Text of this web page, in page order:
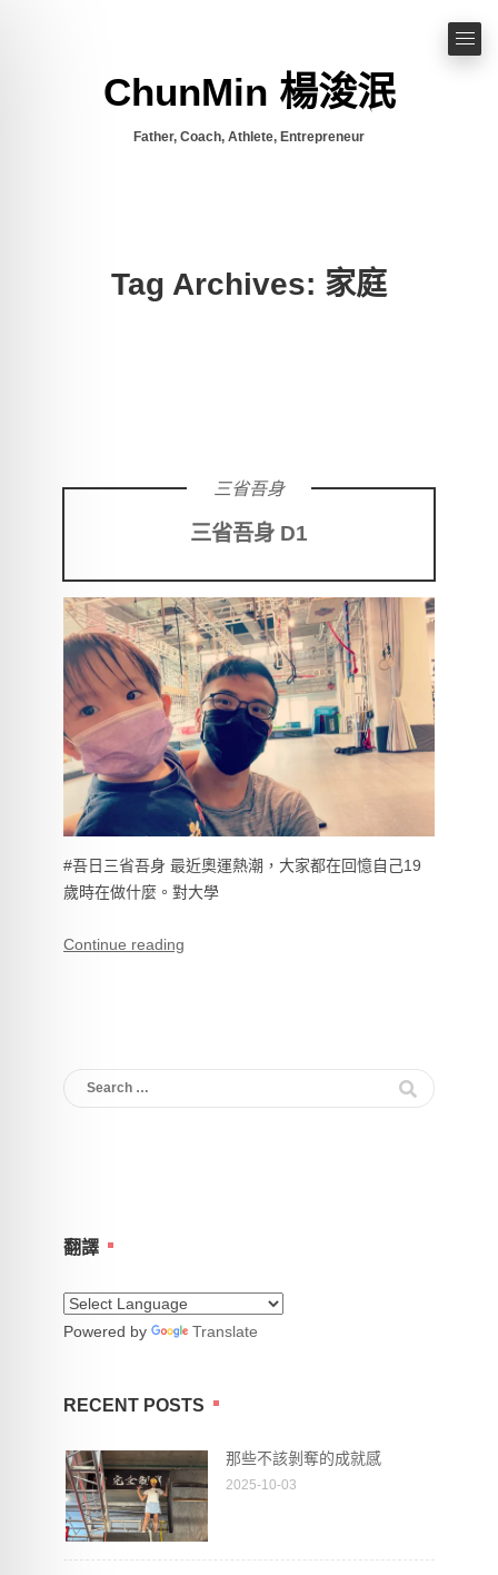
ChunMin 楊浚泯
Father, Coach, Athlete, Entrepreneur
Tag Archives: 家庭
三省吾身 D1
三省吾身
#吾日三省吾身 最近奧運熱潮，大家都在回憶自己19
歲時在做什麼。對大學
Continue reading
Search
for:
翻譯
Powered by Translate
RECENT POSTS
那些不該剝奪的成就感
2025-10-03